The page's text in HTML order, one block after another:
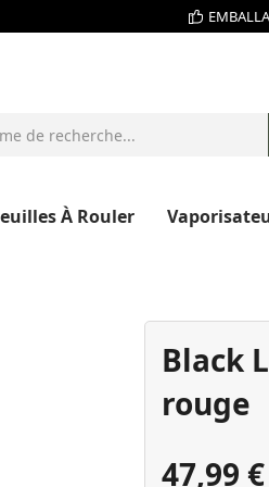
À Rouler
Black
rouge
47,99 €